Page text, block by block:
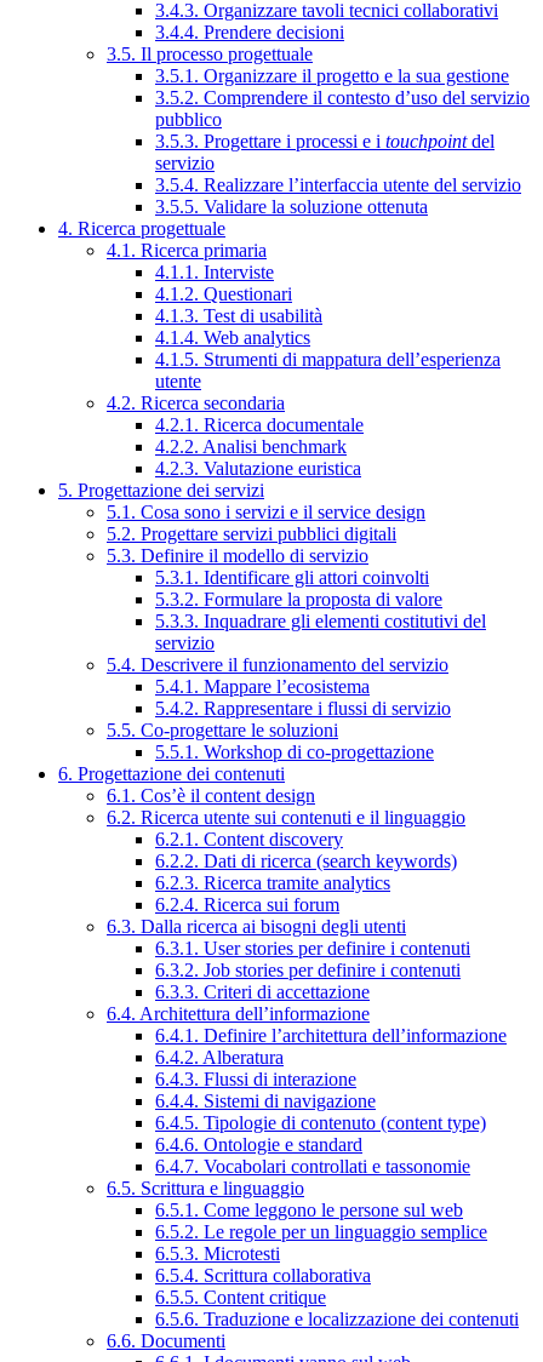
3.4.3. Organizzare tavoli tecnici collaborativi
3.4.4. Prendere decisioni
3.5. Il processo progettuale
3.5.1. Organizzare il progetto e la sua gestione
3.5.2. Comprendere il contesto d’uso del servizio
pubblico
3.5.3. Progettare i processi e i touchpointdel
servizio
3.5.4. Realizzare l’interfaccia utente del servizio
3.5.5. Validare la soluzione ottenuta
4. Ricerca progettuale
4.1. Ricerca primaria
4.1.1. Interviste
4.1.2. Questionari
4.1.3. Test di usabilità
4.1.4. Web analytics
4.1.5. Strumenti di mappatura dell’esperienza
utente
4.2. Ricerca secondaria
4.2.1. Ricerca documentale
4.2.2. Analisi benchmark
4.2.3. Valutazione euristica
5. Progettazione dei servizi
5.1. Cosa sono i servizi e il service design
5.2. Progettare servizi pubblici digitali
5.3. Definire il modello di servizio
5.3.1. Identificare gli attori coinvolti
5.3.2. Formulare la proposta di valore
5.3.3. Inquadrare gli elementi costitutivi del
servizio
5.4. Descrivere il funzionamento del servizio
5.4.1. Mappare l’ecosistema
5.4.2. Rappresentare i flussi di servizio
5.5. Co-progettare le soluzioni
5.5.1. Workshop di co-progettazione
6. Progettazione dei contenuti
6.1. Cos’è il content design
6.2. Ricerca utente sui contenuti e il linguaggio
6.2.1. Content discovery
6.2.2. Dati di ricerca (search keywords)
6.2.3. Ricerca tramite analytics
6.2.4. Ricerca sui forum
6.3. Dalla ricerca ai bisogni degli utenti
6.3.1. User stories per definire i contenuti
6.3.2. Job stories per definire i contenuti
6.3.3. Criteri di accettazione
6.4. Architettura dell’informazione
6.4.1. Definire l’architettura dell’informazione
6.4.2. Alberatura
6.4.3. Flussi di interazione
6.4.4. Sistemi di navigazione
6.4.5. Tipologie di contenuto (content type)
6.4.6. Ontologie e standard
6.4.7. Vocabolari controllati e tassonomie
6.5. Scrittura e linguaggio
6.5.1. Come leggono le persone sul web
6.5.2. Le regole per un linguaggio semplice
6.5.3. Microtesti
6.5.4. Scrittura collaborativa
6.5.5. Content critique
6.5.6. Traduzione e localizzazione dei contenuti
6.6. Documenti